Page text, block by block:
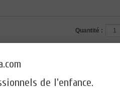
Quantité :
de l'enfance.